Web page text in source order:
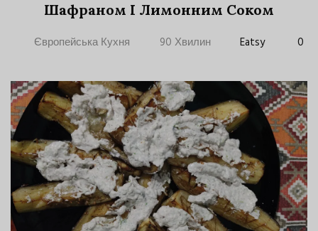
Шафраном І Лимонним Соком
Європейська Кухня 90 Хвилин Eatsy 0